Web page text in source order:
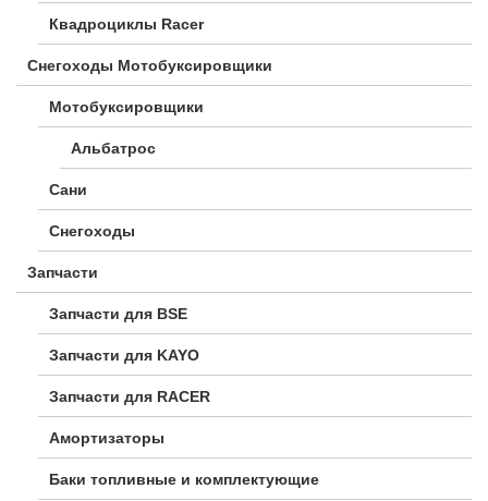
Квадроциклы Racer
Снегоходы Мотобуксировщики
Мотобуксировщики
Альбатрос
Сани
Снегоходы
Запчасти
Запчасти для BSE
Запчасти для KAYO
Запчасти для RACER
Амортизаторы
Баки топливные и комплектующие